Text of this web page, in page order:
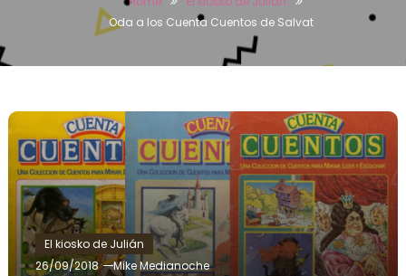
Oda a los Cuenta Cuentos de Salvat
El kiosko de Julián
26/09/2018
Mike Medianoche